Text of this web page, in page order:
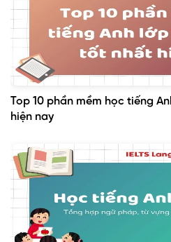
Top 10 phần mềm học tiếng
hiện nay